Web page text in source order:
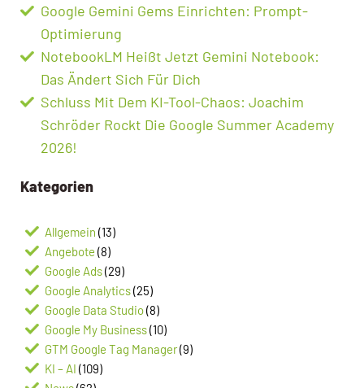
Google Gemini Gems Einrichten: Prompt-
Optimierung
NotebookLM Heißt Jetzt Gemini Notebook:
Das Ändert Sich Für Dich
Schluss Mit Dem KI-Tool-Chaos: Joachim
Schröder Rockt Die Google Summer Academy
2026!
Kategorien
Allgemein (13)
Angebote (8)
Google Ads(29)
Google Analytics(25)
Google Data Studio(8)
Google My Business(10)
GTM Google Tag Manager(9)
KI – AI (109)